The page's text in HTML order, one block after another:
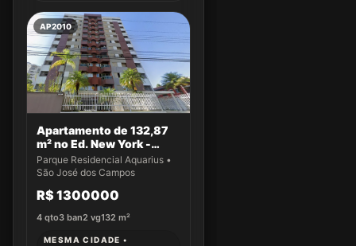
AP2010
Apartamento de 132,87
m² no Ed. New York -
Apto 22
Parque Residencial Aquarius •
São José dos Campos
R$ 1300000
4 qto3 ban2 vg132 m²
MESMA CIDADE •